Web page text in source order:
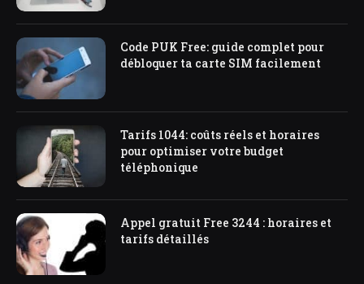
Code PUK Free: guide complet pour
débloquer ta carte SIM facilement
Tarifs 1044: coûts réels et horaires
pour optimiser votre budget
téléphonique
Appel gratuit Free 3244 : horaires et
tarifs détaillés